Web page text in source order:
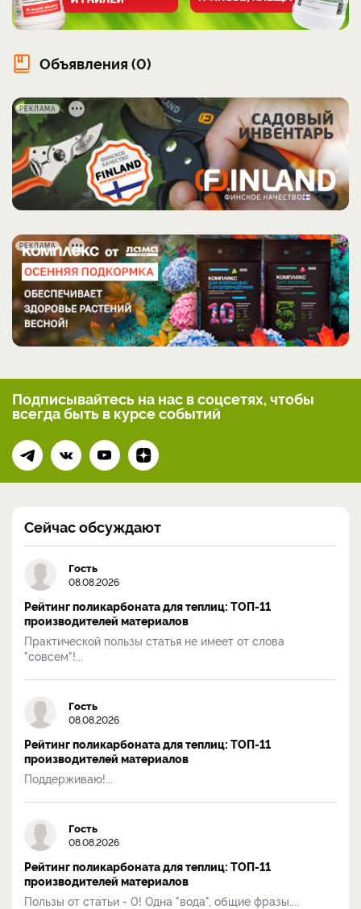
Объявления (0)
РЕКЛАМА
РЕКЛАМА
Подписывайтесь на нас в соцсетях, чтобы
всегдабыть в курсе событий
Сейчас обсуждают
Гость
08.08.2026
Рейтинг поликарбоната для теплиц: ТОП-11
производителей материалов
Практической пользы статья не имеет от слова
"совсем"!...
Гость
08.08.2026
Рейтинг поликарбоната для теплиц: ТОП-11
производителей материалов
Поддерживаю!...
Гость
08.08.2026
Рейтинг поликарбоната для теплиц: ТОП-11
производителей материалов
Пользы от статьи - 0! Одна "вода", общие фразы....